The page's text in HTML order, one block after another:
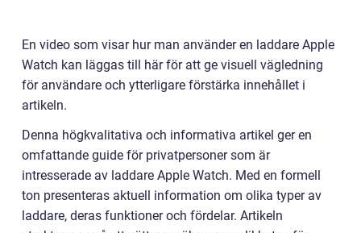
En video som visar hur man använder en laddare Apple
Watch kan läggas till här för att ge visuell vägledning
för användare och ytterligare förstärka innehållet i
artikeln.
Denna högkvalitativa och informativa artikel ger en
omfattande guide för privatpersoner som är
intresserade av laddare Apple Watch. Med en formell
ton presenteras aktuell information om olika typer av
laddare, deras funktioner och fördelar. Artikeln